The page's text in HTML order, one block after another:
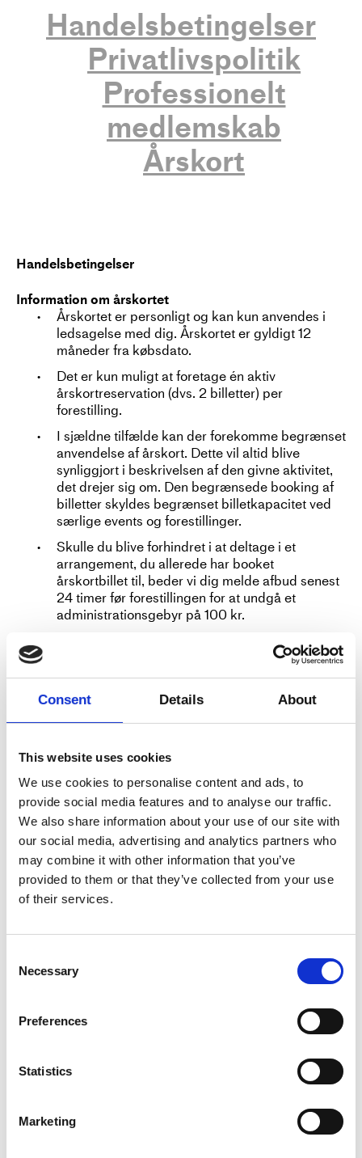
Consent Details About
This website uses cookies
We use cookies to personalise content and ads, to
provide social media features and to analyse our traffic.
We also share information about your use of our site with
our social media, advertising and analytics partners who
may combine it with other information that you’ve
provided to them or that they’ve collected from your use
of their services.
Selection
Necessary
Preferences
Statistics
Marketing
Handelsbetingelser
Privatlivspolitik
Professionelt
medlemskab
Årskort
Handelsbetingelser
Information om årskortet
Årskortet er personligt og kan kun anvendes i
ledsagelse med dig. Årskortet er gyldigt 12
måneder fra købsdato.
Det er kun muligt at foretage én aktiv
årskortreservation (dvs. 2 billetter) per
forestilling.
I sjældne tilfælde kan der forekomme begrænset
anvendelse af årskort. Dette vil altid blive
synliggjort i beskrivelsen af den givne aktivitet,
det drejer sig om. Den begrænsede booking af
billetter skyldes begrænset billetkapacitet ved
særlige events og forestillinger.
Skulle du blive forhindret i at deltage i et
arrangement, du allerede har booket
årskortbillet til, beder vi dig melde afbud senest
24 timer før forestillingen for at undgå et
administrationsgebyr på 100 kr.
Til hver forestilling allokeres en række billetter
særligt til årskortindehavere. Der vil altid være
mulighed at sikre sig en billet, men efter først til
mølle-princippet, hvorfor årskortbilletter kan
være udsolgte, hvis man er sent ude.
billetter via www.dansehallerne.dk
Vores billetudbyder er Billetten A/S (Bredgade 32,
6000 Kolding. Telefon: 70202096. E-mail:
info@billetten.dk).
Du skal være fyldt 18 år for at handle på
dansehallerne.dk – er du under 18 år, skal du have
samtykke fra dine forældre.
Priser
Der opkræves et billetgebyr på DKK 10,00 pr. billet.
Der opkræves et ordregebyr på DKK 5,00 kr. pr. ordre,
som dækker over omkostninger til ekspedition og
ordrehåndtering, samt en obligatorisk SMS med
Betalingskortgebyr